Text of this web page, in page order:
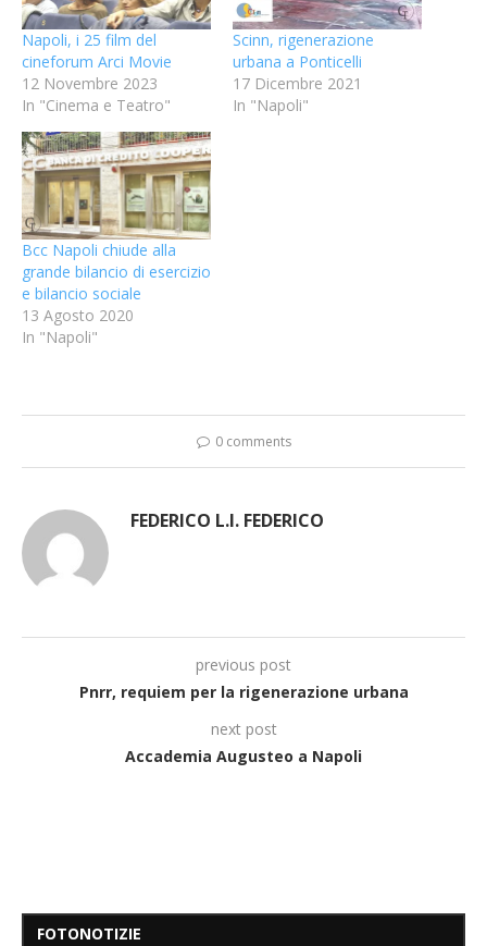
Napoli, i 25 film del
cineforum Arci Movie
12 Novembre 2023
In "Cinema e Teatro"
Scinn, rigenerazione
urbana a Ponticelli
17 Dicembre 2021
In "Napoli"
Bcc Napoli chiude alla
grande bilancio di esercizio
e bilancio sociale
13 Agosto 2020
In "Napoli"
0 comments
FEDERICO L.I. FEDERICO
previous post
Pnrr, requiem per la rigenerazione urbana
next post
Accademia Augusteo a Napoli
FOTONOTIZIE